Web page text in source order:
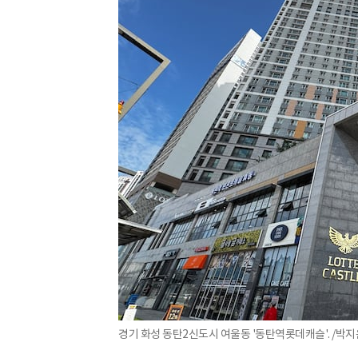
경기 화성 동탄2신도시 여울동 '동탄역롯데캐슬'. /박지